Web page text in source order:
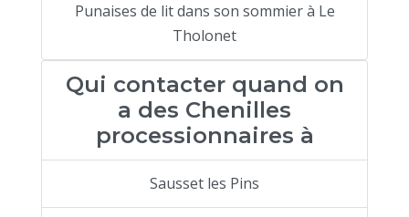
Punaises de lit dans son sommier à Le
Tholonet
Qui contacter quand on
a des Chenilles
processionnaires à
Sausset les Pins